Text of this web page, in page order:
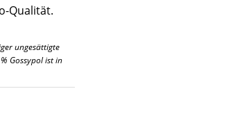
Qualität.
ungesättigte
Gossypol ist in